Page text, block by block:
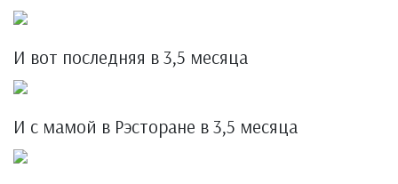
И вот последняя в 3,5 месяца
И с мамой в Рэсторане в 3,5 месяца